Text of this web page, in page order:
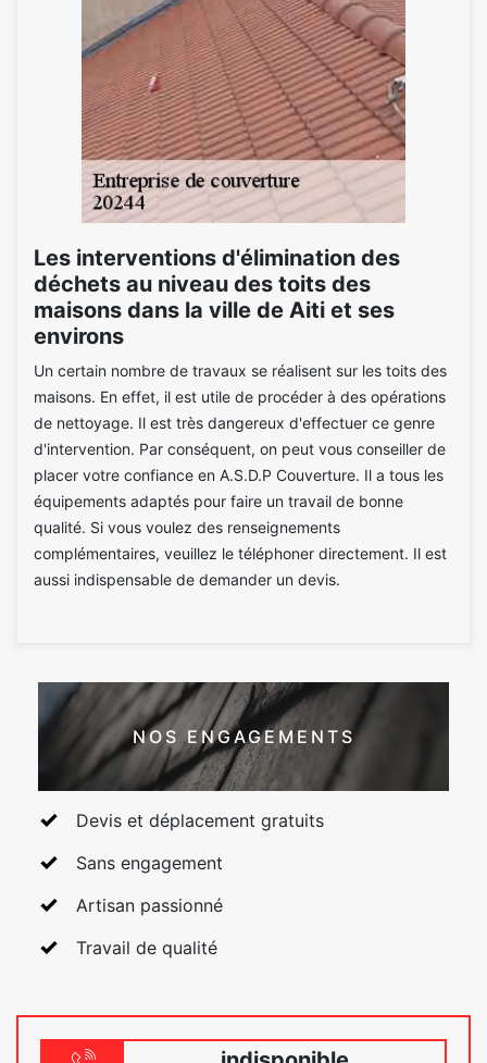
Les interventions d'élimination des
déchets au niveau des toits des
maisons dans la ville de Aiti et ses
environs
Un certain nombre de travaux se réalisent sur les toits des
maisons. En effet, il est utile de procéder à des opérations
de nettoyage. Il est très dangereux d'effectuer ce genre
d'intervention. Par conséquent, on peut vous conseiller de
placer votre confiance en A.S.D.P Couverture. Il a tous les
équipements adaptés pour faire un travail de bonne
qualité. Si vous voulez des renseignements
complémentaires, veuillez le téléphoner directement. Il est
aussi indispensable de demander un devis.
NOS ENGAGEMENTS
Devis et déplacement gratuits
Sans engagement
Artisan passionné
Travail de qualité